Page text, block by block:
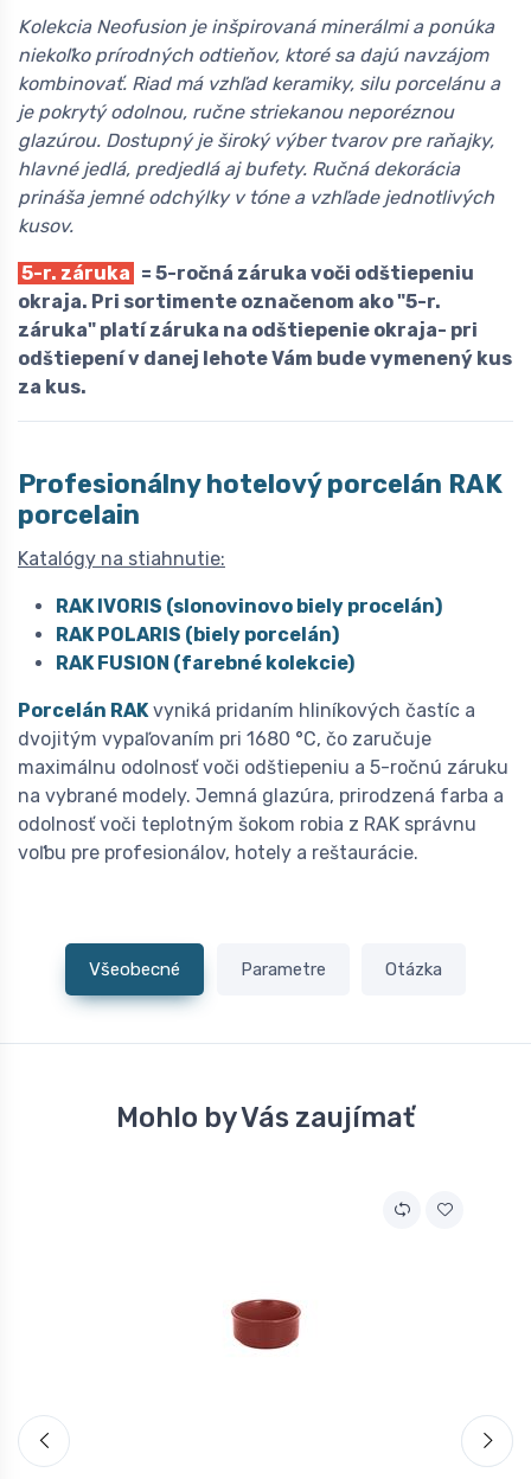
Kolekcia Neofusion je inšpirovaná minerálmi a ponúka
niekoľko prírodných odtieňov, ktoré sa dajú navzájom
kombinovať. Riad má vzhľad keramiky, silu porcelánu a
je pokrytý odolnou, ručne striekanou neporéznou
glazúrou. Dostupný je široký výber tvarov pre raňajky,
hlavné jedlá, predjedlá aj bufety. Ručná dekorácia
prináša jemné odchýlky v tóne a vzhľade jednotlivých
kusov.
5-r. záruka = 5-ročná záruka voči odštiepeniu
okraja. Pri sortimente označenom ako "5-r.
záruka" platí záruka na odštiepenie okraja- pri
odštiepení v danej lehote Vám bude vymenený kus
za kus.
Profesionálny hotelový porcelán RAK
porcelain
Katalógy na stiahnutie:
RAK IVORIS (slonovinovo biely procelán)
RAK POLARIS (biely porcelán)
RAK FUSION (farebné kolekcie)
Porcelán RAKvyniká pridaním hliníkových častíc a
dvojitým vypaľovaním pri 1680 °C, čo zaručuje
maximálnu odolnosť voči odštiepeniu a 5-ročnú záruku
na vybrané modely. Jemná glazúra, prirodzená farba a
odolnosť voči teplotným šokom robia z RAK správnu
voľbu pre profesionálov, hotely a reštaurácie.
Všeobecné Parametre Otázka
Mohlo by Vás zaujímať